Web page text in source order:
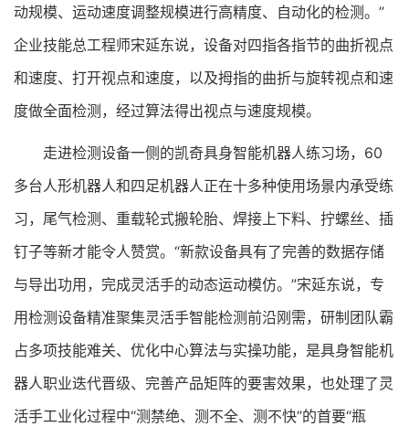
动规模、运动速度调整规模进行高精度、自动化的检测。”
企业技能总工程师宋延东说，设备对四指各指节的曲折视点
和速度、打开视点和速度，以及拇指的曲折与旋转视点和速
度做全面检测，经过算法得出视点与速度规模。
走进检测设备一侧的凯奇具身智能机器人练习场，60
多台人形机器人和四足机器人正在十多种使用场景内承受练
习，尾气检测、重载轮式搬轮胎、焊接上下料、拧螺丝、插
钉子等新才能令人赞赏。“新款设备具有了完善的数据存储
与导出功用，完成灵活手的动态运动模仿。”宋延东说，专
用检测设备精准聚集灵活手智能检测前沿刚需，研制团队霸
占多项技能难关、优化中心算法与实操功能，是具身智能机
器人职业迭代晋级、完善产品矩阵的要害效果，也处理了灵
活手工业化过程中“测禁绝、测不全、测不快”的首要“瓶